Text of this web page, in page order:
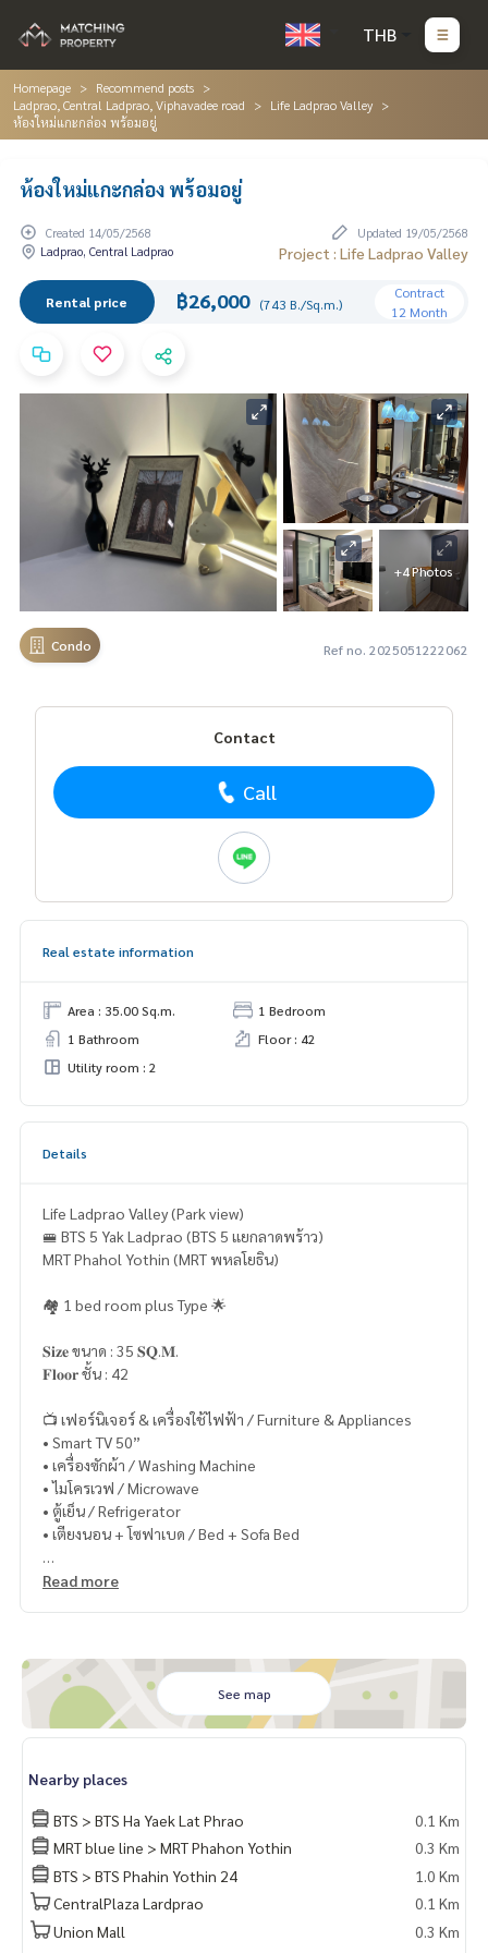
THB
Homepage
Recommend posts
Ladprao, Central Ladprao, Viphavadee road
Life Ladprao Valley
ห้องใหม่แกะกล่อง พร้อมอยู่
ห้องใหม่แกะกล่อง พร้อมอยู่
Created 14/05/2568
Updated 19/05/2568
Ladprao, Central Ladprao
Project : Life Ladprao Valley
Rental price ฿26,000 (743 B./Sq.m.)
Contract
12 Month
+4 Photos
Condo Ref no. 2025051222062
Contact
Call
Real estate information
Area : 35.00 Sq.m.
1 Bedroom
1 Bathroom
Floor : 42
Utility room : 2
Details
Life Ladprao Valley (Park view)
🚝 BTS 5 Yak Ladprao (BTS 5 แยกลาดพร้าว)
MRT Phahol Yothin (MRT พหลโยธิน)
🏘 1 bed room plus Type 🌟
𝐒𝐢𝐳𝐞 ขนาด : 35 𝐒𝐐.𝐌.
𝐅𝐥𝐨𝐨𝐫 ชั้น : 42
📺 เฟอร์นิเจอร์ & เครื่องใช้ไฟฟ้า / Furniture & Appliances
• Smart TV 50”
• เครื่องซักผ้า / Washing Machine
• ไมโครเวฟ / Microwave
• ตู้เย็น / Refrigerator
• เตียงนอน + โซฟาเบด / Bed + Sofa Bed
🏢 สิ่งอำนวยความสะดวก / Facilities
• Garden & Jogging Track
• 24-Hour Security & CCTV
Nearly location
-Central Ladprao (ตรงข้ามเซ็นทรัลลาดพร้าว)
-Saint john school (โรงเรียนเซ็นต์จอห์น)
-Horwang School(โรงเรียนหอวัง)
-Krung Thep Aphiwat Central Terminal Station (สถานีรถไฟบ
างซื่อ)
-kaset univercity
𝟏 𝐲𝐞𝐚𝐫 𝐜𝐨𝐧𝐭𝐫𝐚𝐜𝐭 (𝟐 𝐌𝐨𝐧𝐭𝐡𝐬 𝐃𝐞𝐩𝐨𝐬𝐢𝐭)
Read more
See map
Nearby places
BTS > BTS Ha Yaek Lat Phrao
0.1 Km
MRT blue line > MRT Phahon Yothin
0.3 Km
BTS > BTS Phahin Yothin 24
1.0 Km
CentralPlaza Lardprao
0.1 Km
Union Mall
0.3 Km